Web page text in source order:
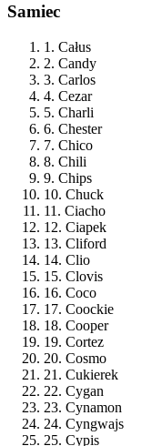
Samiec
1. Całus
2. Candy
3. Carlos
4. Cezar
5. Charli
6. Chester
7. Chico
8. Chili
9. Chips
10. Chuck
11. Ciacho
12. Ciapek
13. Cliford
14. Clio
15. Clovis
16. Coco
17. Coockie
18. Cooper
19. Cortez
20. Cosmo
21. Cukierek
22. Cygan
23. Cynamon
24. Cyngwajs
25. Cypis